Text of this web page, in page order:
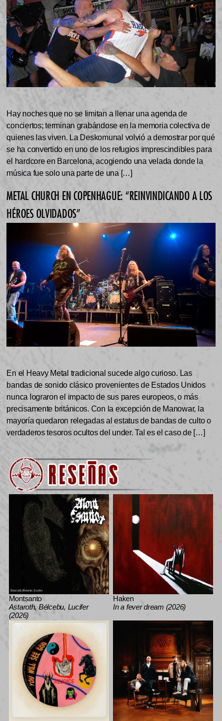
Hay noches que no se limitan a llenar una agenda de
conciertos; terminan grabándose en la memoria colectiva de
quienes las viven. La Deskomunal volvió a demostrar por qué
se ha convertido en uno de los refugios imprescindibles para
el hardcore en Barcelona, acogiendo una velada donde la
música fue solo una parte de una […]
METAL CHURCH EN COPENHAGUE: “REINVINDICANDO A LOS
HÉROES OLVIDADOS”
En el Heavy Metal tradicional sucede algo curioso. Las
bandas de sonido clásico provenientes de Estados Unidos
nunca lograron el impacto de sus pares europeos, o más
precisamente británicos. Con la excepción de Manowar, la
mayoría quedaron relegadas al estatus de bandas de culto o
verdaderos tesoros ocultos del under. Tal es el caso de […]
Montsanto
Astaroth, Bélcebu, Lucifer
(2026)
Haken
In a fever dream (2026)